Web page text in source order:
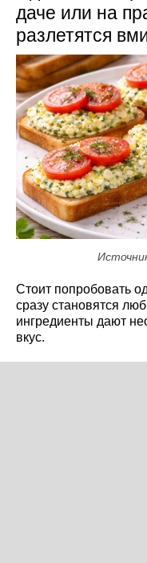
даче или на
разлетятся
Стоит попробовать
сразу становятся
ингредиенты дают
вкус.